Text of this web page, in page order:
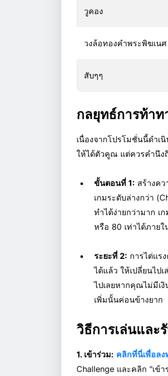
วูคอง
วงล้อทองคำพระพิฆเนศ
สับๆๆ
กลยุทธ์การท้า
เนื่องจากโปรโมชั่นนี้ดำเ
ให้ได้ตัวคูณ แต่ควรคำนึง
ขั้นตอนที่ 1: สร้างค
เกมระดับล่างกว่า
ทำได้ง่ายกว่ามาก เ
หรือ 80 เท่าได้ภาย
ระยะที่ 2: การไต่แร
ได้แล้ว ให้เปลี่ยนไป
ไปเลยหากคุณไม่มีเ
เพิ่มนั้นค่อนข้างยาก
วิธีการเล่นและ
1. เข้าร่วม: คลิกที่นี่เพื่อลง
Challenge และคลิก "เข้า